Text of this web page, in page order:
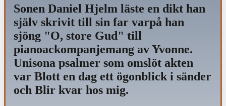
Sonen Daniel Hjelm läste en dikt han
själv skrivit till sin far varpå han
sjöng "O, store Gud" till
pianoackompanjemang av Yvonne.
Unisona psalmer som omslöt akten
var Blott en dag ett ögonblick i sänder
och Blir kvar hos mig.